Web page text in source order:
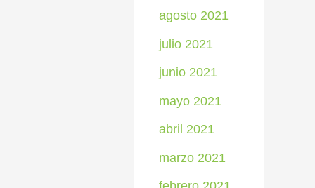
agosto 2021
julio 2021
junio 2021
mayo 2021
abril 2021
marzo 2021